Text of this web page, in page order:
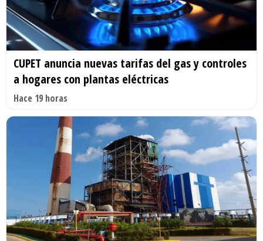
CUPET anuncia nuevas tarifas del gas y controles
a hogares con plantas eléctricas
Hace 19 horas